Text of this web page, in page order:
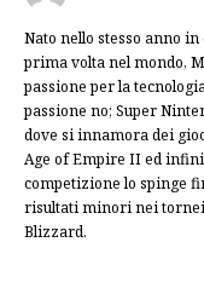
Nato nello stesso anno
prima volta nel mondo,
passione per la
passione no; Super
dove si innamora dei
Age of Empire II ed
competizione lo spinge
risultati minori nei
Blizzard.